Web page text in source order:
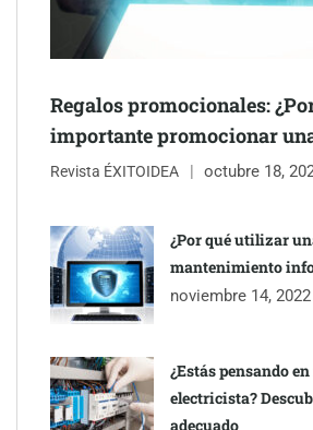
Regalos promocionales:
importante promocionar
Revista ÉXITOIDEA octubre 18,
¿Por qué utilizar
mantenimiento
noviembre 14, 2022
¿Estás pensando
electricista?
adecuado